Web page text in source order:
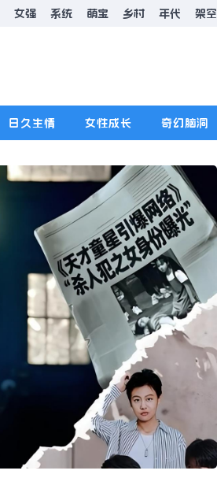
女强 系统 萌宝 乡村 年代 架空
日久生情 女性成长 奇幻脑洞